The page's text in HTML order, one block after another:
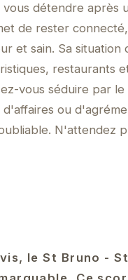
détendre après
de rester
et sain. Sa situation
restaurants
vous séduire par
ou
N'attendez
le St Bruno -